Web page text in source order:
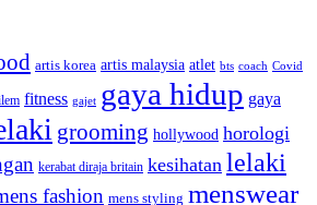
artis korea artis malaysia atlet bts coach Covid
fitness gajet gaya hidup gaya
grooming hollywood horologi
kerabat diraja britain kesihatan lelaki
fashion mens styling menswear